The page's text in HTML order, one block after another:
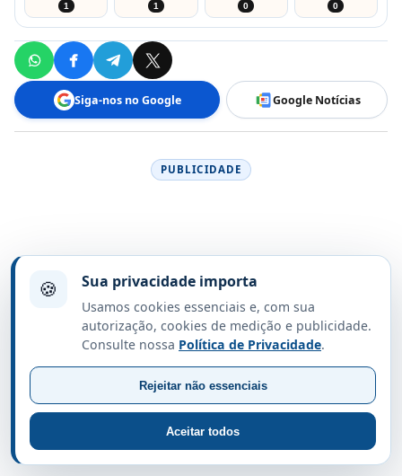
1 1 0 0
Siga-nos no Google Google Notícias
PUBLICIDADE
🍪 Sua privacidade importa
Usamos cookies essenciais e, com sua
autorização, cookies de medição e publicidade.
Consulte nossa Política de Privacidade.
Aceitar todos
Rejeitar não essenciais